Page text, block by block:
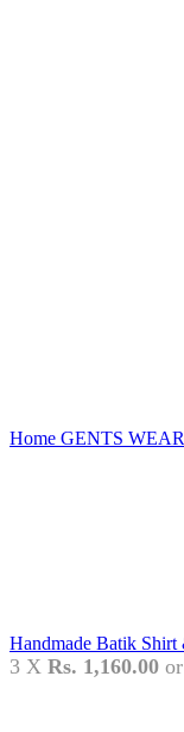
Home GENTS WEAR
Handmade Batik
3 X Rs. 1,160.00 or